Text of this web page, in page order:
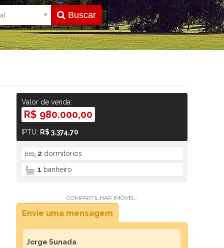
Buscar
Valor de venda:
R$ 980.000,00
IPTU: R$ 3.374,70
2 dormitórios
1 banheiro
COMPARTILHAR IMÓVEL:
Envie uma mensagem
Jorge Sunada